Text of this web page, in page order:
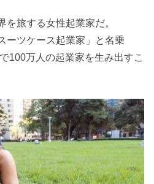
旅する女性起業家だ。
ーツケース起業家」と名乗
100万人の起業家を生み出すこ